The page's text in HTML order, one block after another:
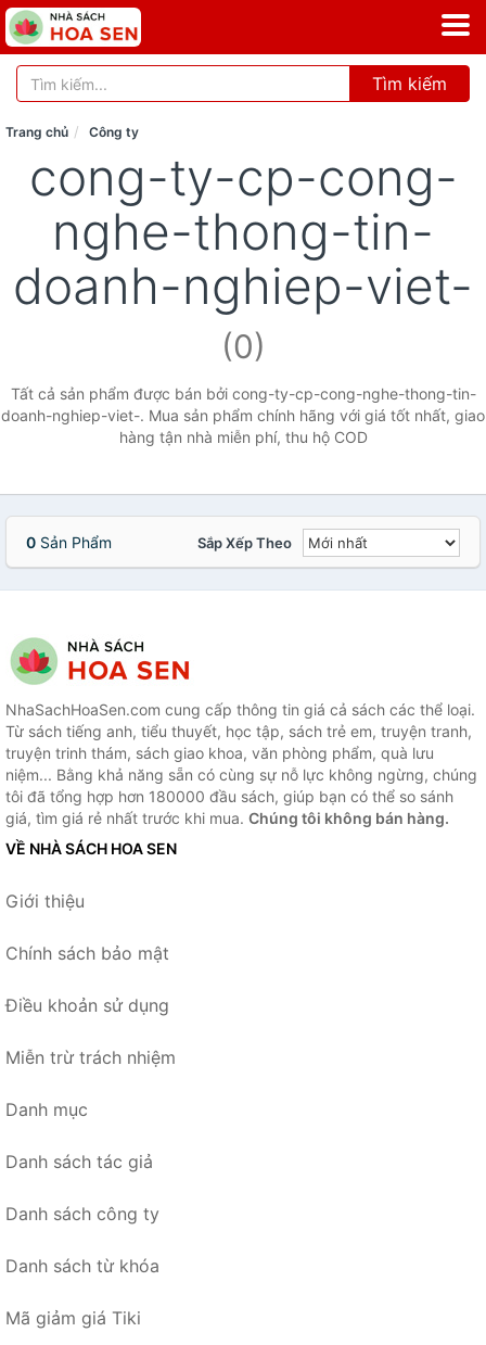
Tìm kiếm
Trang chủ Công ty
cong-ty-cp-cong-
nghe-thong-tin-
doanh-nghiep-viet-
(0)
Tất cả sản phẩm được bán bởi cong-ty-cp-cong-nghe-thong-tin-
doanh-nghiep-viet-. Mua sản phẩm chính hãng với giá tốt nhất, giao
hàng tận nhà miễn phí, thu hộ COD
0 Sản Phẩm Sắp Xếp Theo
NhaSachHoaSen.com cung cấp thông tin giá cả sách các thể loại.
Từ sách tiếng anh, tiểu thuyết, học tập, sách trẻ em, truyện tranh,
truyện trinh thám, sách giao khoa, văn phòng phẩm, quà lưu
niệm... Bằng khả năng sẵn có cùng sự nỗ lực không ngừng, chúng
tôi đã tổng hợp hơn 180000 đầu sách, giúp bạn có thể so sánh
giá, tìm giá rẻ nhất trước khi mua. Chúng tôi không bán hàng.
VỀ NHÀ SÁCH HOA SEN
Giới thiệu
Chính sách bảo mật
Điều khoản sử dụng
Miễn trừ trách nhiệm
Danh mục
Danh sách tác giả
Danh sách công ty
Danh sách từ khóa
Mã giảm giá Tiki